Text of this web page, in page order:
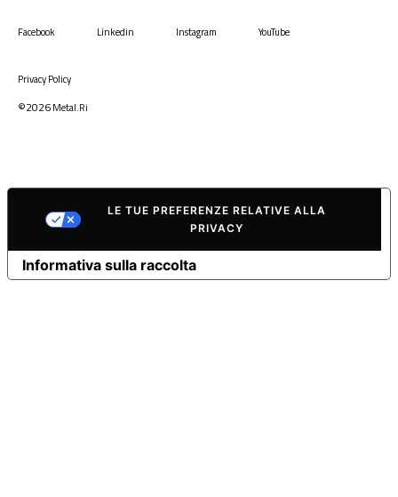
Facebook Linkedin Instagram YouTube
Privacy Policy
©2026Metal.Ri
Informativa sulla raccolta
LE TUE PREFERENZE RELATIVE ALLA
PRIVACY